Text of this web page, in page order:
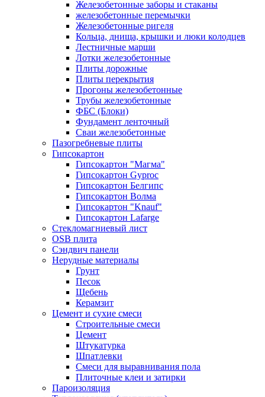
Железобетонные заборы и стаканы
железобетонные перемычки
Железобетонные ригеля
Кольца, днища, крышки и люки колодцев
Лестничные марши
Лотки железобетонные
Плиты дорожные
Плиты перекрытия
Прогоны железобетонные
Трубы железобетонные
ФБС (Блоки)
Фундамент ленточный
Сваи железобетонные
Пазогребневые плиты
Гипсокартон
Гипсокартон "Магма"
Гипсокартон Gyproc
Гипсокартон Белгипс
Гипсокартон Волма
Гипсокартон "Knauf"
Гипсокартон Lafarge
Стекломагниевый лист
OSB плита
Сэндвич панели
Нерудные материалы
Грунт
Песок
Щебень
Керамзит
Цемент и сухие смеси
Строительные смеси
Цемент
Штукатурка
Шпатлевки
Смеси для выравнивания пола
Плиточные клеи и затирки
Пароизоляция